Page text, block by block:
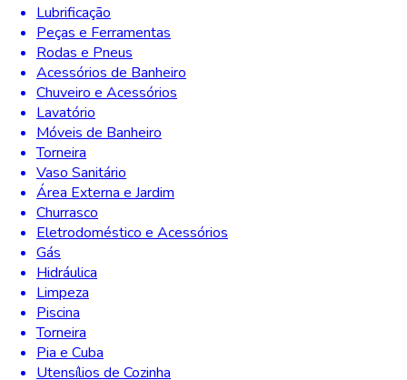
Lubrificação
Peças e Ferramentas
Rodas e Pneus
Acessórios de Banheiro
Chuveiro e Acessórios
Lavatório
Móveis de Banheiro
Torneira
Vaso Sanitário
Área Externa e Jardim
Churrasco
Eletrodoméstico e Acessórios
Gás
Hidráulica
Limpeza
Piscina
Torneira
Pia e Cuba
Utensílios de Cozinha